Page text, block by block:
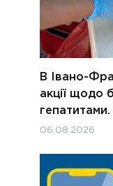
В Івано-
акції щодо
гепатитами.
06.08.2026